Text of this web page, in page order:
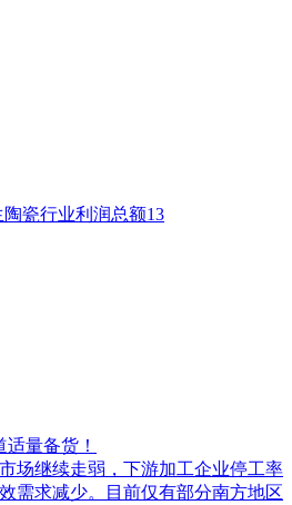
瓷行业利润总额13
量备货！
场继续走弱，下游加工企业停工率
需求减少。目前仅有部分南方地区